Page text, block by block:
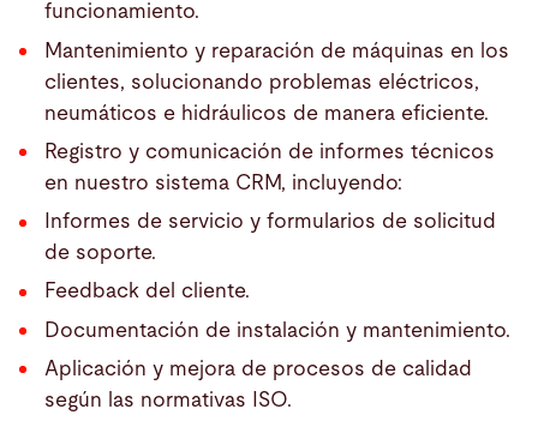
funcionamiento.
Mantenimiento y reparación de máquinas en los
clientes, solucionando problemas eléctricos,
neumáticos e hidráulicos de manera eficiente.
Registro y comunicación de informes técnicos
en nuestro sistema CRM, incluyendo:
Informes de servicio y formularios de solicitud
de soporte.
Feedback del cliente.
Documentación de instalación y mantenimiento.
Aplicación y mejora de procesos de calidad
según las normativas ISO.